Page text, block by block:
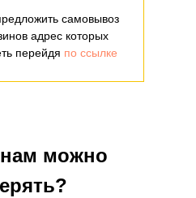
самовывоз
адрес которых
перейдя по ссылке
можно